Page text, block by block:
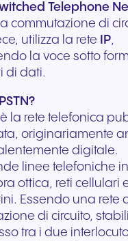
Telephone
commutazione di
utilizza la rete
IP,
la voce sotto
di dati.
è la rete telefonica
originariamente
digitale.
linee telefoniche
ottica, reti cellulari
Essendo una rete
di circuito,
tra i due